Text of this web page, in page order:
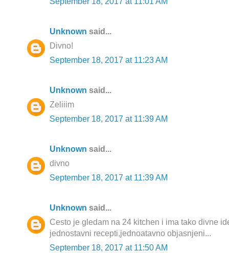
Unknown said...
Divno!
September 18, 2017 at 11:23 AM
Unknown said...
Zeliiim
September 18, 2017 at 11:39 AM
Unknown said...
divno
September 18, 2017 at 11:39 AM
Unknown said...
Cesto je gledam na 24 kitchen i ima tako divne
jednostavni recepti,jednoatavno objasnjeni...
September 18, 2017 at 11:50 AM